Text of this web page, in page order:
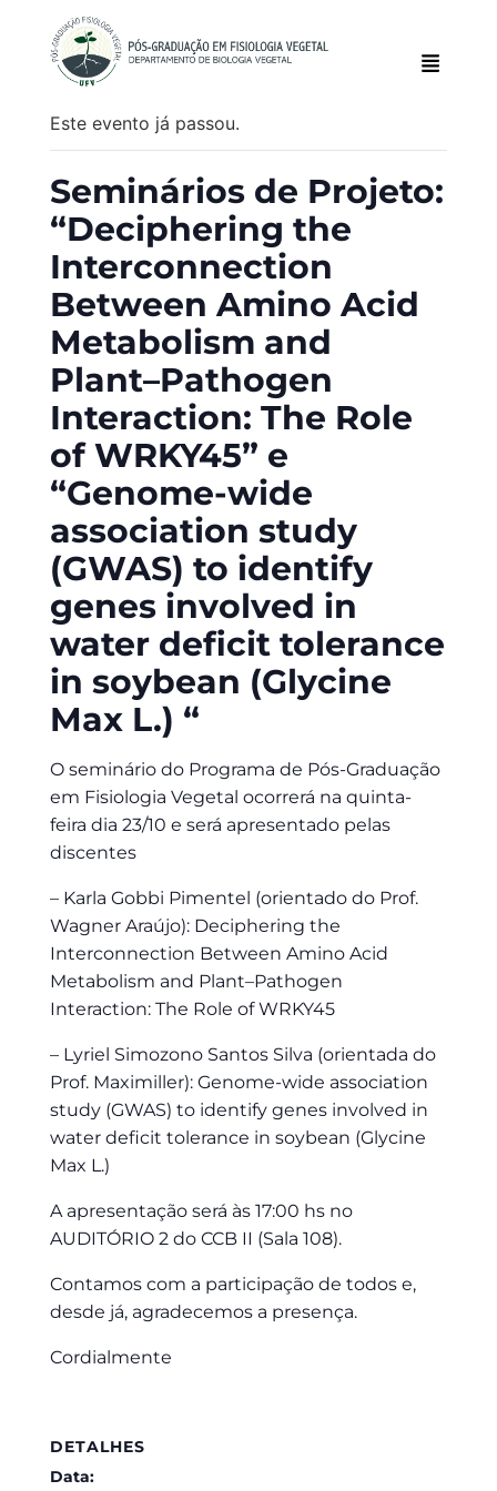
Este evento já passou.
Seminários de Projeto:
“Deciphering the
Interconnection
Between Amino Acid
Metabolism and
Plant–Pathogen
Interaction: The Role
of WRKY45” e
“Genome-wide
association study
(GWAS) to identify
genes involved in
water deficit tolerance
in soybean (Glycine
Max L.) “
O seminário do Programa de Pós-Graduação
em Fisiologia Vegetal ocorrerá na quinta-
feira dia 23/10 e será apresentado pelas
discentes
– Karla Gobbi Pimentel (orientado do Prof.
Wagner Araújo): Deciphering the
Interconnection Between Amino Acid
Metabolism and Plant–Pathogen
Interaction: The Role of WRKY45
– Lyriel Simozono Santos Silva (orientada do
Prof. Maximiller): Genome-wide association
study (GWAS) to identify genes involved in
water deficit tolerance in soybean (Glycine
Max L.)
A apresentação será às 17:00 hs no
AUDITÓRIO 2 do CCB II (Sala 108).
Contamos com a participação de todos e,
desde já, agradecemos a presença.
Cordialmente
DETALHES
Data: